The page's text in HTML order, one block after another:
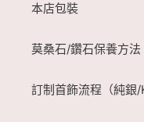
本店包裝
莫桑石/鑽石保養方
訂制首飾流程（純銀/